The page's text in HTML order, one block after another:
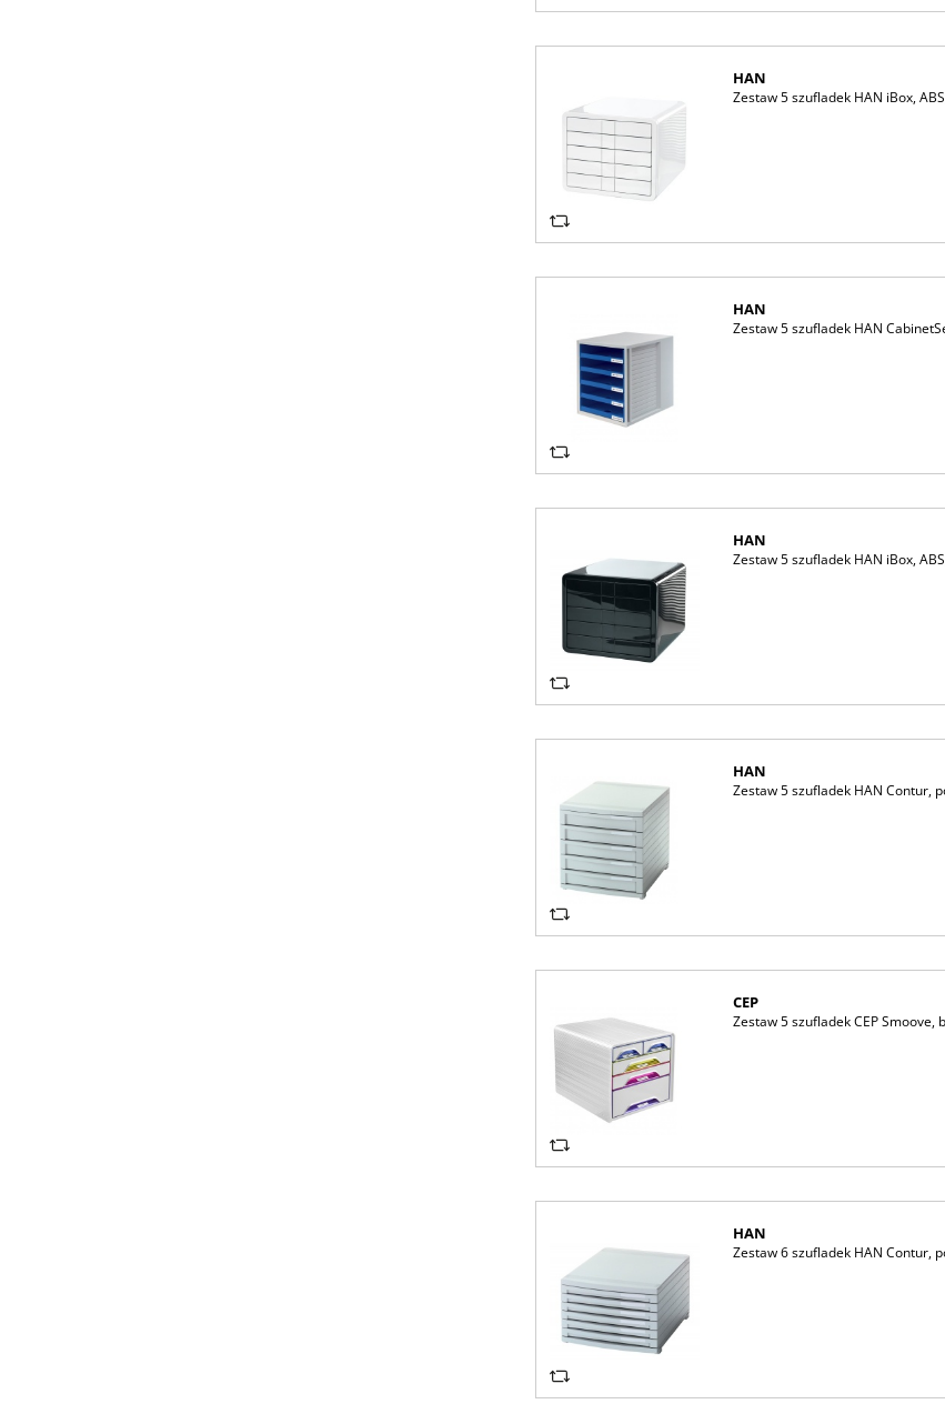
HAN
Zestaw 5 szufladek HAN iBox,
HAN
Zestaw 5 szufladek HAN
HAN
Zestaw 5 szufladek HAN iBox,
HAN
Zestaw 5 szufladek HAN Contur,
CEP
Zestaw 5 szufladek CEP Smoove,
HAN
Zestaw 6 szufladek HAN Contur,